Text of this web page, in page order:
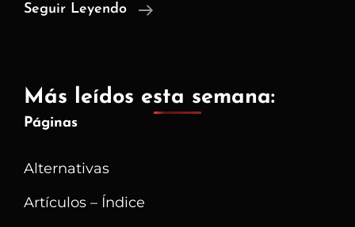
Seguir Leyendo
Medios
Para
Más leídos esta semana:
Páginas
Alternativas
Artículos – Índice